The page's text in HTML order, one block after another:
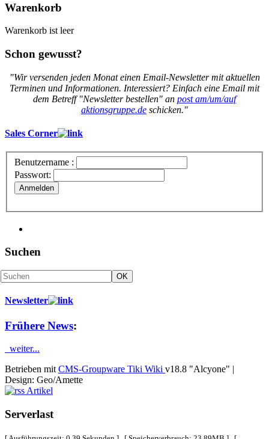
Warenkorb
Warenkorb ist leer
Schon gewusst?
"Wir versenden jeden Monat einen Email-Newsletter mit aktuellen
Terminen und Informationen. Interessiert? Einfach eine Email mit
dem Betreff "Newsletter bestellen" an post am/um/auf
aktionsgruppe.de schicken."
Sales Corner
Benutzername :
Passwort:
Anmelden
Suchen
Newsletter
Frühere News:
weiter...
Betrieben mit CMS-Groupware Tiki Wiki v18.8 "Alcyone" |
Design: Geo/Amette
Artikel
Serverlast